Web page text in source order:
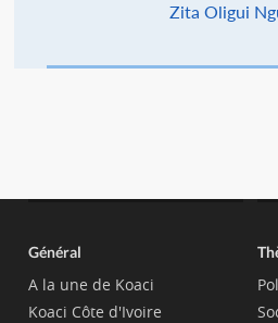
Zita Oligui
Général
A la une de Koaci
Koaci Côte d'Ivoire